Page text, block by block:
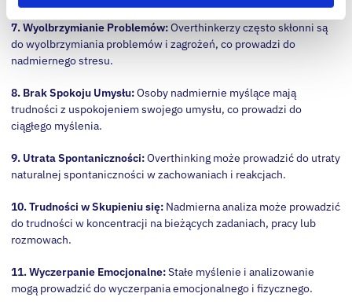
7. Wyolbrzymianie Problemów:Overthinkerzy często skłonni są
do wyolbrzymiania problemów i zagrożeń, co prowadzi do
nadmiernego stresu.
8. Brak Spokoju Umysłu:Osoby nadmiernie myślące mają
trudności z uspokojeniem swojego umysłu, co prowadzi do
ciągłego myślenia.
9. Utrata Spontaniczności:Overthinking może prowadzić do utraty
naturalnej spontaniczności w zachowaniach i reakcjach.
10. Trudności w Skupieniu się: Nadmierna analiza może prowadzić
do trudności w koncentracji na bieżących zadaniach, pracy lub
rozmowach.
11. Wyczerpanie Emocjonalne:Stałe myślenie i analizowanie
mogą prowadzić do wyczerpania emocjonalnego i fizycznego.